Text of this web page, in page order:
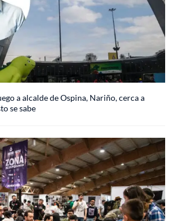
a alcalde de Ospina, Nariño, cerca a
se sabe